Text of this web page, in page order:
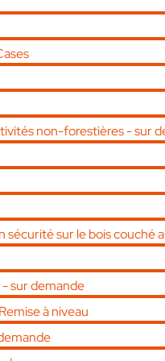
non-forestières - sur
sur le bois couché
sur demande
à niveau